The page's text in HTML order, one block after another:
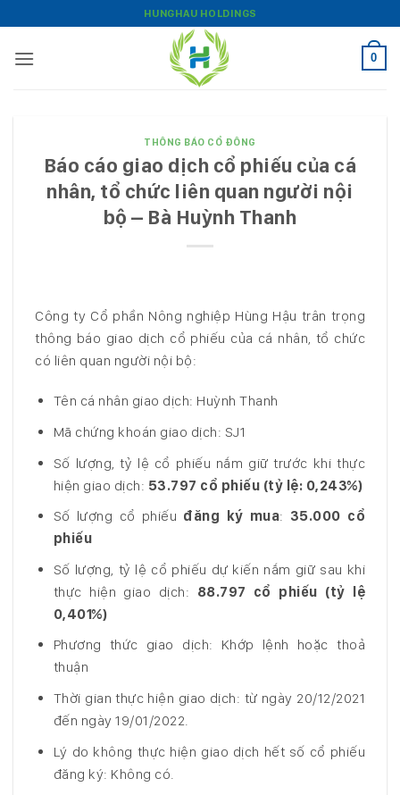
qua
nội
HUNGHAU HOLDINGS
0
THÔNG BÁO CỔ ĐÔNG
Báo cáo giao dịch cổ phiếu của cá
nhân, tổ chức liên quan người nội
bộ – Bà Huỳnh Thanh
Công ty Cổ phần Nông nghiệp Hùng Hậu trân trọng
thông báo giao dịch cổ phiếu của cá nhân, tổ chức
có liên quan người nội bộ:
Tên cá nhân giao dịch: Huỳnh Thanh
Mã chứng khoán giao dịch: SJ1
Số lượng, tỷ lệ cổ phiếu nắm giữ trước khi thực
hiện giao dịch: 53.797 cổ phiếu (tỷ lệ: 0,243%)
Số lượng cổ phiếu đăng ký mua: 35.000 cổ
phiếu
Số lượng, tỷ lệ cổ phiếu dự kiến nắm giữ sau khi
thực hiện giao dịch: 88.797 cổ phiếu (tỷ lệ
0,401%)
Phương thức giao dịch: Khớp lệnh hoặc thoả
thuận
Thời gian thực hiện giao dịch: từ ngày 20/12/2021
đến ngày 19/01/2022.
Lý do không thực hiện giao dịch hết số cổ phiếu
đăng ký: Không có.